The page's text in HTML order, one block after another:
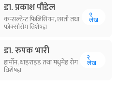
डा. प्रकाश पौडेल
कन्सल्टेन्ट फिजिसियन, छाती तथा
फोक्सोरोग विशेषज्ञ
०
लेख
डा. रुपक भारी
हार्मोन, थाइराइड तथा मधुमेह रोग
विशेषज्ञ
२
लेख